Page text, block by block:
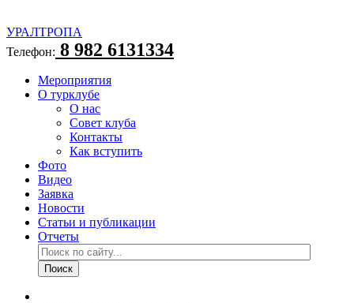
УРАЛТРОПА
Телефон: 8 982 6131334
Мероприятия
О турклубе
О нас
Совет клуба
Контакты
Как вступить
Фото
Видео
Заявка
Новости
Статьи и публикации
Отчеты